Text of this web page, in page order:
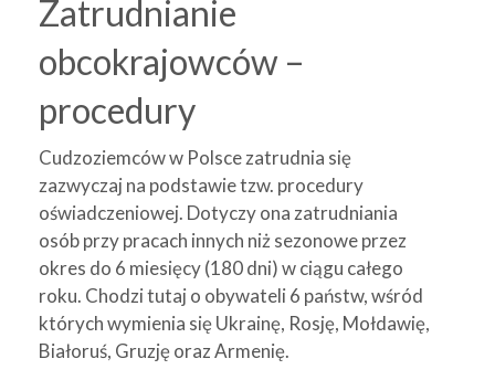
Zatrudnianie
obcokrajowców –
procedury
Cudzoziemców w Polsce zatrudnia się
zazwyczaj na podstawie tzw. procedury
oświadczeniowej. Dotyczy ona zatrudniania
osób przy pracach innych niż sezonowe przez
okres do 6 miesięcy (180 dni) w ciągu całego
roku. Chodzi tutaj o obywateli 6 państw, wśród
których wymienia się Ukrainę, Rosję, Mołdawię,
Białoruś, Gruzję oraz Armenię.